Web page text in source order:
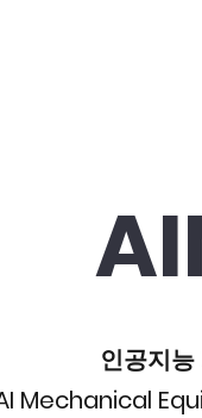
인공지
Mechanical